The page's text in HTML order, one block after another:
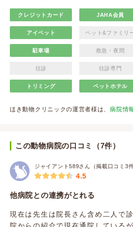
クレジットカード JAHA会員
アイペット ペット&ファミリ
駐車場 救急・夜間
往診 往診専門
トリミング ペットホテル
ほき動物クリニックの運営者様は、病院情
この動物病院の口コミ（7件）
ジャイアント589さん（掲載口コミ3
4.5
他病院との連携がとれる
現在は先生は院長さん含め二人で